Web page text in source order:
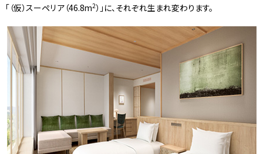
「（仮）スーペリア（46.8m2）」に、それぞれ生まれ変わります。